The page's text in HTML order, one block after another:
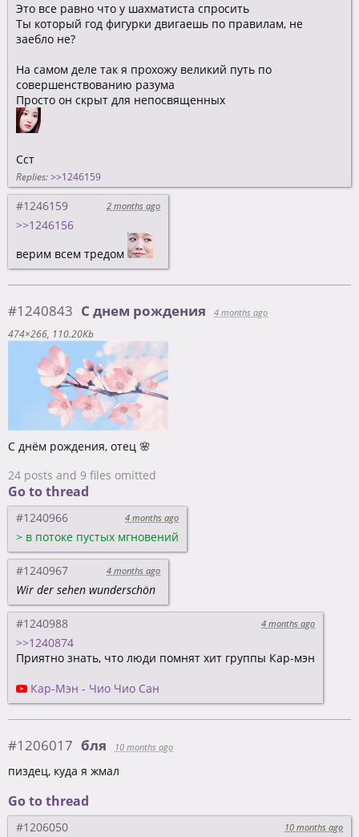
Это все равно что у шахматиста спросить
Ты который год фигурки двигаешь по правилам, не
заебло не?
На самом деле так я прохожу великий путь по
совершенствованию разума
Просто он скрыт для непосвященных
Сст
Replies: >>1246159
#1246159 2 months ago
>>1246156
верим всем тредом
#1240843 С днем рождения
4 months ago
474×266 110.20Kb
С днём рождения, отец 🌸
24 posts and 9 files omitted
Go to thread
#1240966 4 months ago
> в потоке пустых мгновений
#1240967 4 months ago
Wir der sehen wunderschön
#1240988 4 months ago
>>1240874
Приятно знать, что люди помнят хит группы Кар-мэн
Кар-Мэн - Чио Чио Сан
#1206017 бля 10 months ago
пиздец, куда я жмал
Go to thread
#1206050
10 months ago